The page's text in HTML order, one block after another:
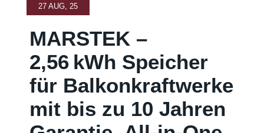
27 AUG, 25
MARSTEK –
2,56 kWh Speicher
für Balkonkraftwerke
mit bis zu 10 Jahren